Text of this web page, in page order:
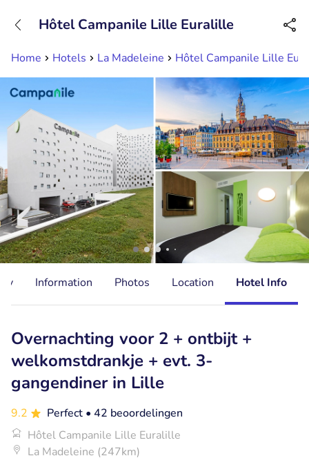
Available until 23:00
Home Hotels La Madeleine Hôtel Campanile Lille
Hôtel Campanile Lille Euralille
Information Photos Location Hotel Info
Overnachting voor 2 + ontbijt +
welkomstdrankje + evt. 3-
gangendiner in Lille
9.2 Perfect • 42 beoordelingen
Hôtel Campanile Lille Euralille
La Madeleine (247km)